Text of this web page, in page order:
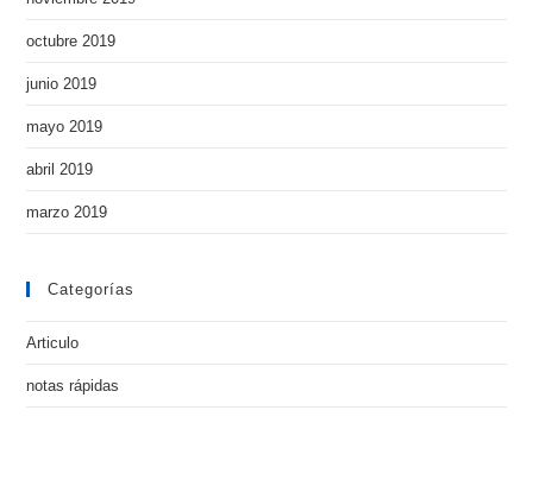
octubre 2019
junio 2019
mayo 2019
abril 2019
marzo 2019
Categorías
Articulo
notas rápidas